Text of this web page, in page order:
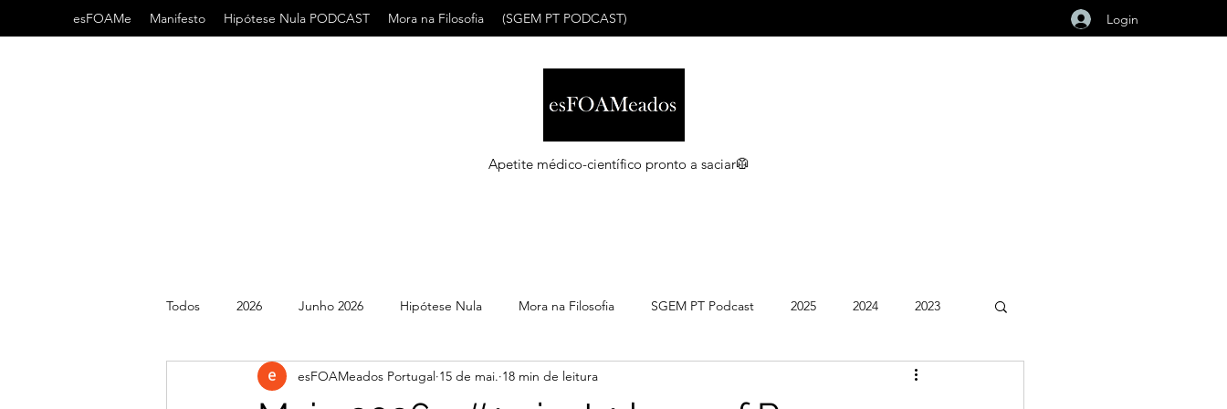
esFOAMe Manifesto Hipótese Nula PODCAST Mora na Filosofia (SGEM PT PODCAST) Login
Apetite médico-científico pronto a saciar🥼
Todos 2026 Junho 2026 Hipótese Nula Mora na Filosofia SGEM PT Podcast 2025 2024 2023
2021 AHA ACC Maio 2026 Abril 2026 Fevereiro 2026
esFOAMeados Portugal 15 de mai. 18 min de leitura